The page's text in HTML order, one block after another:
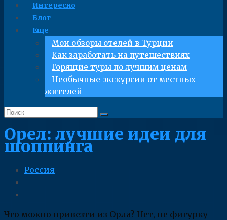
Интересно
Блог
Еще
Мои обзоры отелей в Турции
Как заработать на путешествиях
Горящие туры по лучшим ценам
Необычные экскурсии от местных
жителей
Орел: лучшие идеи для
шоппинга
Россия
Что можно привезти из Орла? Нет, не фигурку